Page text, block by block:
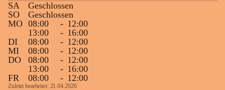
werden können.
Gleichzeitig möchten wir uns bei all Jenen
sehr herzlich bedanken, die bereits viele
tolle Bücher spendiert haben.
SA
Geschlossen
SO
Geschlossen
MO 08:00 - 12:00
13:00
- 16:00
DI
08:00 - 12:00
MI
08:00 - 12:00
DO
08:00 - 12:00
13:00
- 16:00
FR
08:00 - 12:00
Zuletzt bearbeitet: 21.04.2026